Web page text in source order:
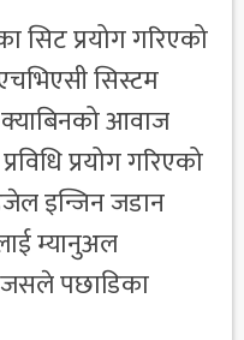
सिट प्रयोग गरिएको
सिस्टम
आवाज
प्रयोग गरिएको
इन्जिन जडान
म्यानुअल
पछाडिका